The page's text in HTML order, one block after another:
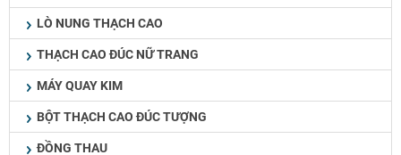
LÒ NUNG THẠCH CAO
THẠCH CAO ĐÚC NỮ TRANG
MÁY QUAY KIM
BỘT THẠCH CAO ĐÚC TƯỢNG
ĐỒNG THAU